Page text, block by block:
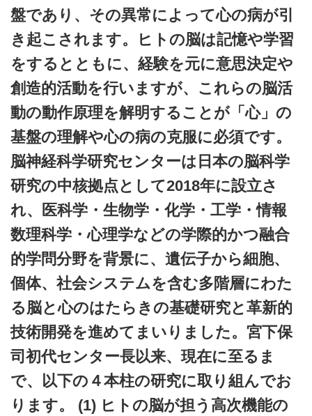
盤であり、その異常によって心の病が引
き起こされます。ヒトの脳は記憶や学習
をするとともに、経験を元に意思決定や
創造的活動を行いますが、これらの脳活
動の動作原理を解明することが「心」の
基盤の理解や心の病の克服に必須です。
脳神経科学研究センターは日本の脳科学
研究の中核拠点として2018年に設立さ
れ、医科学・生物学・化学・工学・情報
数理科学・心理学などの学際的かつ融合
的学問分野を背景に、遺伝子から細胞、
個体、社会システムを含む多階層にわた
る脳と心のはたらきの基礎研究と革新的
技術開発を進めてまいりました。宮下保
司初代センター長以来、現在に至るま
で、以下の４本柱の研究に取り組んでお
ります。 (1) ヒトの脳が担う高次機能の